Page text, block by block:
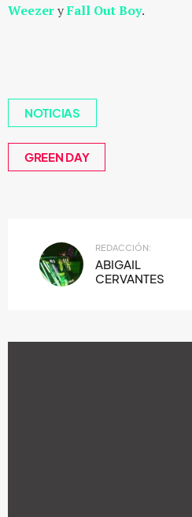
WeezeryFall Out Boy.
NOTICIAS
GREEN DAY
REDACCIÓN:
ABIGAIL
CERVANTES